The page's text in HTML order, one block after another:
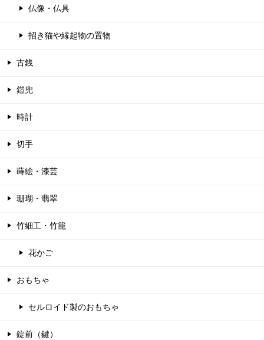
仏像・仏具
招き猫や縁起物の置物
古銭
鎧兜
時計
切手
蒔絵・漆芸
珊瑚・翡翠
竹細工・竹籠
花かご
おもちゃ
セルロイド製のおもちゃ
錠前（鍵）